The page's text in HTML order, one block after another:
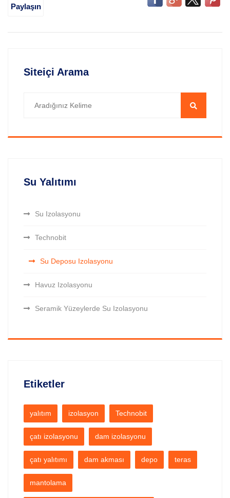
Paylaşın
Siteiçi Arama
Su Yalıtımı
Su Izolasyonu
Technobit
Su Deposu Izolasyonu
Havuz Izolasyonu
Seramik Yüzeylerde Su Izolasyonu
Etiketler
yalıtım izolasyon Technobit
çatı izolasyonu dam izolasyonu
çatı yalıtımı dam akması depo teras
mantolama